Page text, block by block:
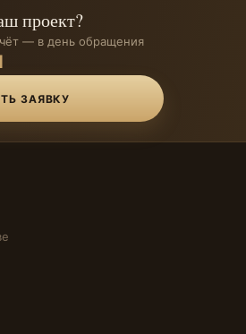
проект?
— в день обращения
ЗАЯВКУ